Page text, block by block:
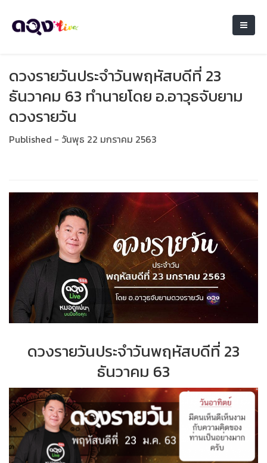
ดวงรายวันประจำวันพฤหัสบดีที่ 23
ธันวาคม 63 ทำนายโดย อ.อาวุธจับยาม
ดวงรายวัน
Published - วันพุธ 22 มกราคม 2563
ดวงรายวันประจำวันพฤหัสบดีที่ 23
ธันวาคม 63